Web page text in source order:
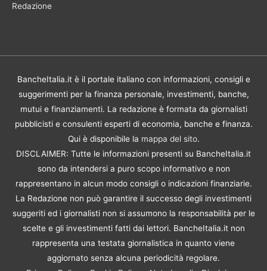
Redazione
BancheItalia.it è il portale italiano con informazioni, consigli e
suggerimenti per la finanza personale, investimenti, banche,
mutui e finanziamenti. La redazione è formata da giornalisti
pubblicisti e consulenti esperti di economia, banche e finanza.
Qui è disponibile la mappa del sito.
DISCLAIMER: Tutte le informazioni presenti su BancheItalia.it
sono da intendersi a puro scopo informativo e non
rappresentano in alcun modo consigli o indicazioni finanziarie.
La Redazione non può garantire il successo degli investimenti
suggeriti ed i giornalisti non si assumono la responsabilità per le
scelte e gli investimenti fatti dai lettori. BancheItalia.it non
rappresenta una testata giornalistica in quanto viene
aggiornato senza alcuna periodicità regolare.